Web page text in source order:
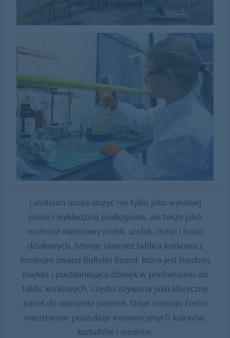
Linoleum może służyć nie tylko jako wysokiej
jakości wykładzina podłogowa, ale także jako
materiał okleinowy mebli, szafek, drzwi i ścian
działowych. Istnieje również tablica korkowa z
linoleum zwana Bulletin Board, która jest bardziej
miękka i pochłaniająca dźwięk w porównaniu do
tablic korkowych, często używana jako klasyczny
panel do wpinania pinezek. Dział rozwoju Forbo
nieustannie poszukuje innowacyjnych kolorów,
kształtów i wzorów.